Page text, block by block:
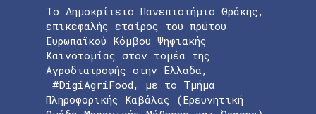
Το Δημοκρίτειο Πανεπιστήμιο Θράκης,
επικεφαλής εταίρος του πρώτου
Ευρωπαϊκού Κόμβου Ψηφιακής
Καινοτομίας στον τομέα της
Αγροδιατροφής στην Ελλάδα,
#DigiAgriFood, με το Τμήμα
Πληροφορικής Καβάλας (Ερευνητική